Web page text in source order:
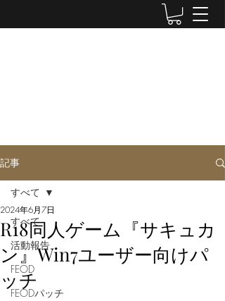
記事
すべて
活動報告
FEOD
FEODパッチ
すべて
R18同人ゲーム『サキュカ
ン』Win7ユーザー向けパ
ッチ
2024年6月7日